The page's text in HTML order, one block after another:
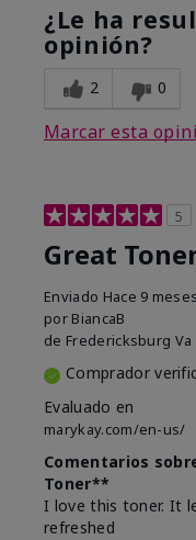
¿Le ha
opinión?
2 0
Marcar esta
5
Great
Enviado Hace 9 meses
por BiancaB
de Fredericksburg Va
Comprador
Evaluado en
marykay.com/en-us/
Comentarios
Toner**
I love this toner. It
refreshed